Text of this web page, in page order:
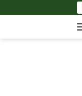
ke